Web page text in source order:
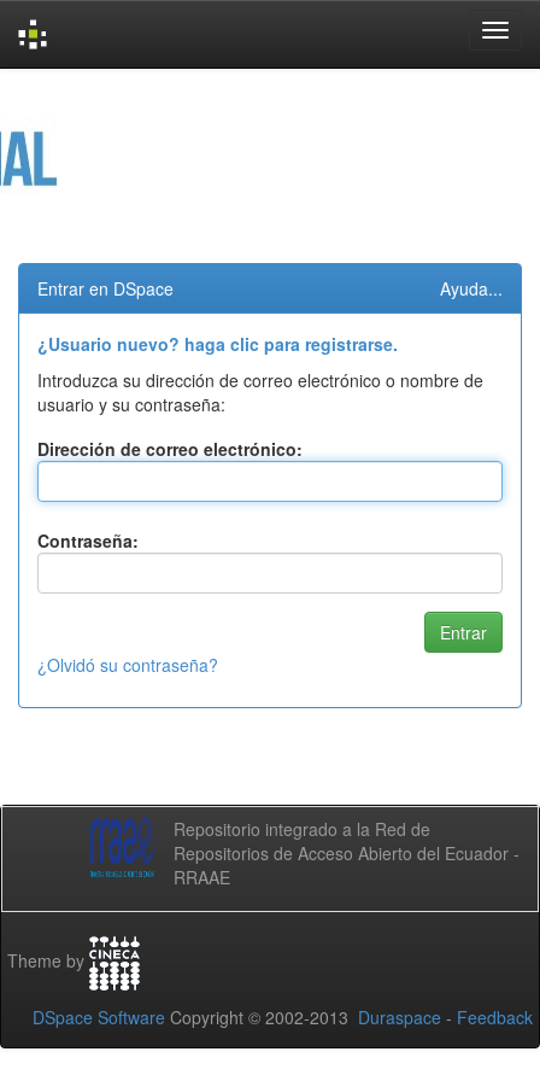
Entrar en DSpace Ayuda...
¿Usuario nuevo? haga clic para registrarse.
Introduzca su dirección de correo electrónico o nombre de
usuario y su contraseña:
Dirección de correo electrónico:
Contraseña:
¿Olvidó su contraseña?
Repositorio integrado a la Red de
Repositorios de Acceso Abierto del Ecuador -
RRAAE
Theme by
DSpace Software Copyright © 2002-2013 Duraspace - Feedback